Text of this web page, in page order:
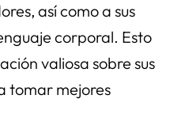
así como a sus
corporal. Esto
valiosa sobre sus
tomar mejores